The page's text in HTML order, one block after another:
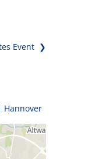
Event ❯
Hannover